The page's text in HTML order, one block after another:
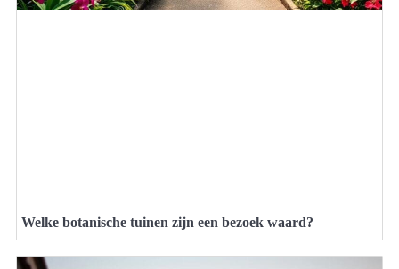
Welke botanische tuinen zijn een bezoek waard?